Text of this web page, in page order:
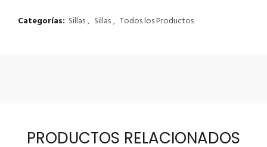
Categorías: Sillas, Sillas, Todos los Productos
PRODUCTOS RELACIONADOS